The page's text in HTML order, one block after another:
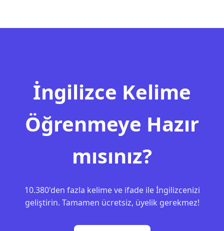
İngilizce Kelime
Öğrenmeye Hazır
mısınız?
10.380'den fazla kelime ve ifade ile İngilizcenizi
geliştirin. Tamamen ücretsiz, üyelik gerekmez!